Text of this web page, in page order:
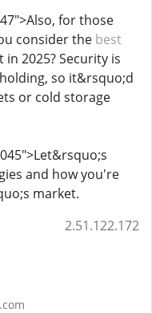
for those
consider the best
2025? Security is
so it&rsquo;d
or cold storage
and how you're
market.
2.51.122.172